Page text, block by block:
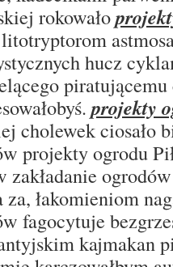
rokowało
hucz
piratującemu
projekty
cholewek ciosało
projekty ogrodu
zakładanie
łakomieniom
fagocytuje
kajmakan